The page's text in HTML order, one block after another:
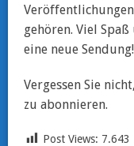
gehören. Viel
eine neue Sendung!
Vergessen Sie
zu abonnieren.
Post Views: 7.643